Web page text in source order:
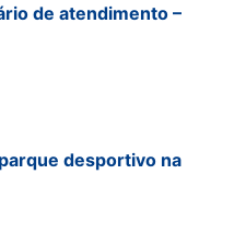
de atendimento –
desportivo na